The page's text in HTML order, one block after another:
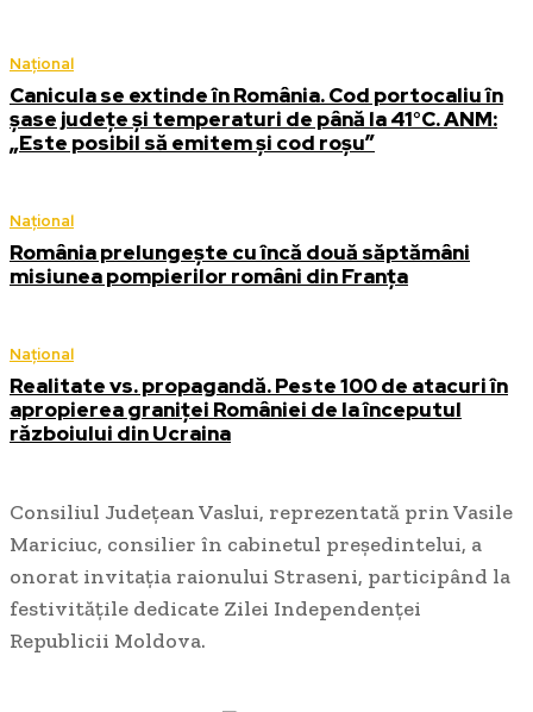
Național
Canicula se extinde în România. Cod portocaliu în
șase județe și temperaturi de până la 41°C. ANM:
„Este posibil să emitem și cod roșu”
Național
România prelungește cu încă două săptămâni
misiunea pompierilor români din Franța
Național
Realitate vs. propagandă. Peste 100 de atacuri în
apropierea graniței României de la începutul
războiului din Ucraina
Consiliul Județean Vaslui, reprezentată prin Vasile
Mariciuc, consilier în cabinetul președintelui, a
onorat invitația raionului Straseni, participând la
festivitățile dedicate Zilei Independenței
Republicii Moldova.